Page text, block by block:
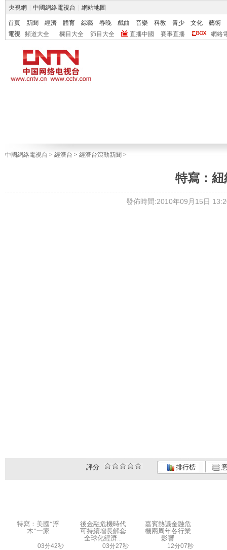
央視網 中國網絡電視台 網站地圖
首頁 新聞 經濟 體育 綜藝 春晚 戲曲 音樂 科教 青少 文化
藝術
電視
頻道大全 欄目大全 節目大全 直播中國 賽事直播 網絡
中國網絡電視台 > 經濟台 > 經濟台滾動新聞 >
特寫：
發佈時間:2010年09月15日
評分 排行榜
特寫：美國“浮
木”一家
03分42秒
後金融危機時代
可持續增長解套
全球化經濟...
03分27秒
嘉賓熱議金融危
機兩周年各行業
影響
12分07秒